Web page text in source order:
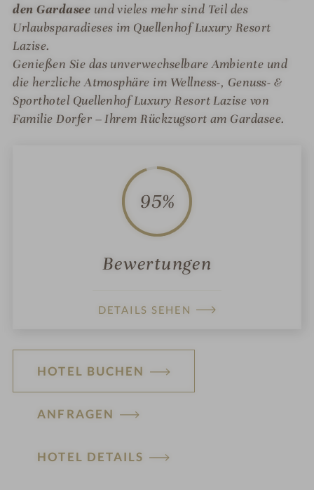
den Gardasee und vieles mehr sind Teil des
Urlaubsparadieses im Quellenhof Luxury Resort
Lazise.
Genießen Sie das unverwechselbare Ambiente und
die herzliche Atmosphäre im Wellness-, Genuss- &
Sporthotel Quellenhof Luxury Resort Lazise von
Familie Dorfer – Ihrem Rückzugsort am Gardasee.
95%
Bewertungen
DETAILS SEHEN
HOTEL BUCHEN
ANFRAGEN
HOTEL DETAILS